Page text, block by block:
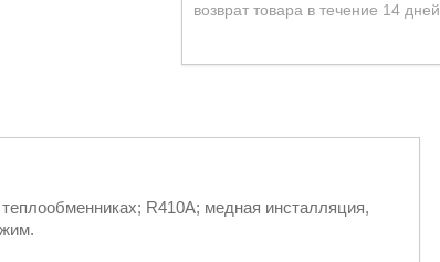
возврат товара в течение 14 дней
R410A; медная инсталляция,